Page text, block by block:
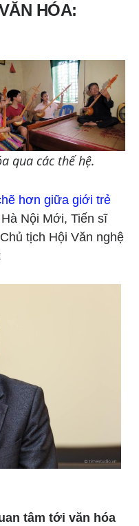
HÓA:
qua các thế hệ.
hơn giữa giới trẻ
Nội Mới, Tiến sĩ
tịch Hội Văn nghệ
tâm tới văn hóa